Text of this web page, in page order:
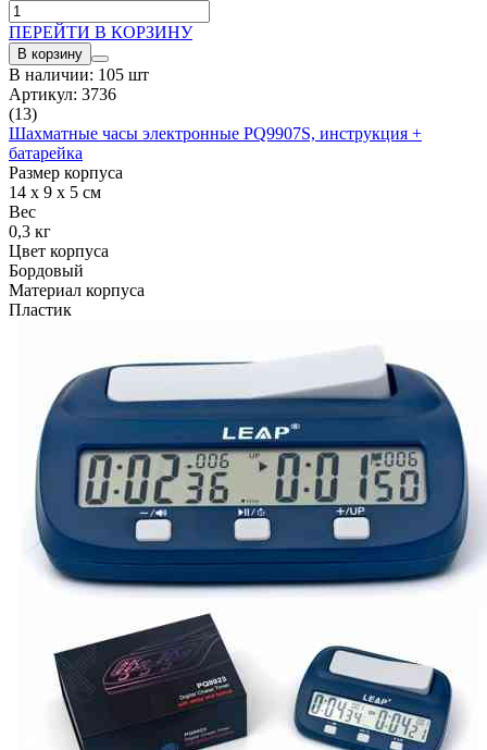
ПЕРЕЙТИ В КОРЗИНУ
В корзину
В наличии: 105 шт
Артикул: 3736
(13)
Шахматные часы электронные PQ9907S, инструкция +
батарейка
Размер корпуса
14 x 9 x 5 см
Вес
0,3 кг
Цвет корпуса
Бордовый
Материал корпуса
Пластик